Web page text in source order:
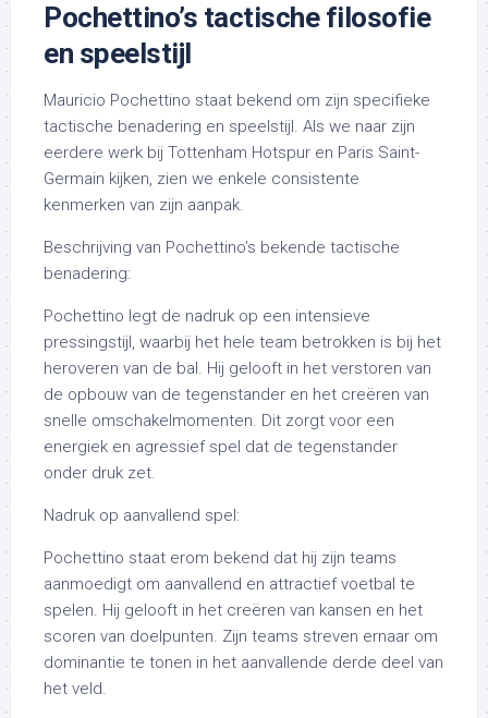
Pochettino’s tactische filosofie
en speelstijl
Mauricio Pochettino staat bekend om zijn specifieke
tactische benadering en speelstijl. Als we naar zijn
eerdere werk bij Tottenham Hotspur en Paris Saint-
Germain kijken, zien we enkele consistente
kenmerken van zijn aanpak.
Beschrijving van Pochettino’s bekende tactische
benadering:
Pochettino legt de nadruk op een intensieve
pressingstijl, waarbij het hele team betrokken is bij het
heroveren van de bal. Hij gelooft in het verstoren van
de opbouw van de tegenstander en het creëren van
snelle omschakelmomenten. Dit zorgt voor een
energiek en agressief spel dat de tegenstander
onder druk zet.
Nadruk op aanvallend spel:
Pochettino staat erom bekend dat hij zijn teams
aanmoedigt om aanvallend en attractief voetbal te
spelen. Hij gelooft in het creëren van kansen en het
scoren van doelpunten. Zijn teams streven ernaar om
dominantie te tonen in het aanvallende derde deel van
het veld.